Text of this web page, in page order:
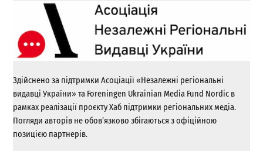
Здійснено за підтримки Асоціації «Незалежні регіональні
видавці України» та Foreningen Ukrainian Media Fund Nordic в
рамках реалізації проєкту Хаб підтримки регіональних медіа.
Погляди авторів не обов’язково збігаються з офіційною
позицією партнерів.